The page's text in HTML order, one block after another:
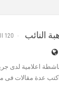
النائب 120 المشاركات
اعلامية لدى
عدة مقالات فى